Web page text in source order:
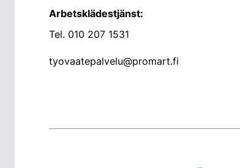
Arbetsklädestjänst:
Tel. 010 207 1531
tyovaatepalvelu@promart.fi